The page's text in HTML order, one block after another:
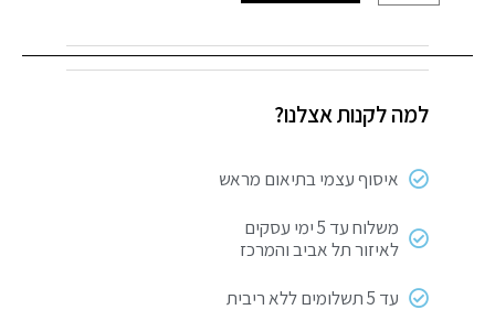
של
3.5
PointTeQ
HSS
למה לקנות אצלנו?
איסוף עצמי בתיאום מראש
משלוח עד 5 ימי עסקים
לאיזור תל אביב והמרכז
עד 5 תשלומים ללא ריבית